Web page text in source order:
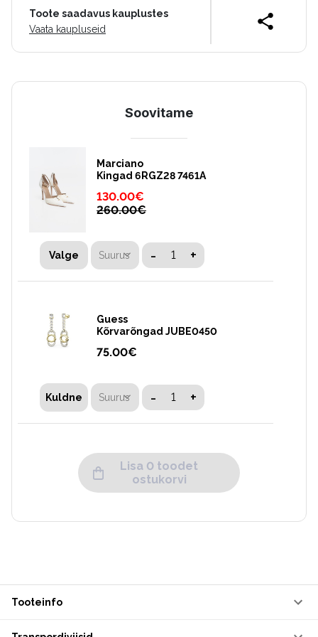
Toote saadavus kauplustes
Vaata kaupluseid
Soovitame
Marciano
Kingad 6RGZ28 7461A
130.00€
260.00€
Valge Suurus - +
Guess
Kõrvarõngad JUBE0450
75.00€
Kuldne Suurus - +
Üleõlakott TH HER MED
CROSSOVER
79.95€
Lisa 0 toodet
ostukorvi
Tooteinfo